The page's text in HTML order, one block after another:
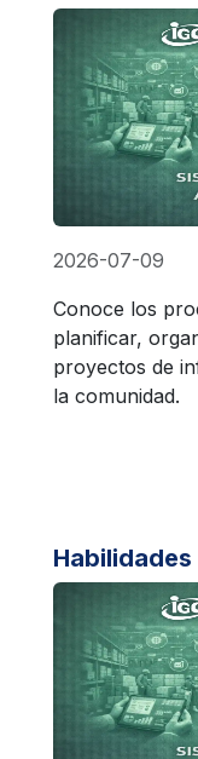
2026-07-09
Conoce los
planificar,
proyectos de
la comunidad.
Habilidades